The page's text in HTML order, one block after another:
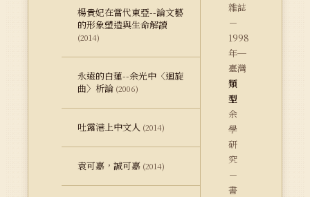
楊貴妃在當代東亞--論文藝
的形象塑造與生命解讀
(2014)
永遠的白蓮--余光中〈迴旋
曲〉析論 (2006)
吐露港上中文人 (2014)
袁可嘉，誠可嘉 (2014)
雜誌
－
1998
年─
臺灣
類
型
余
學
研
究
－
書